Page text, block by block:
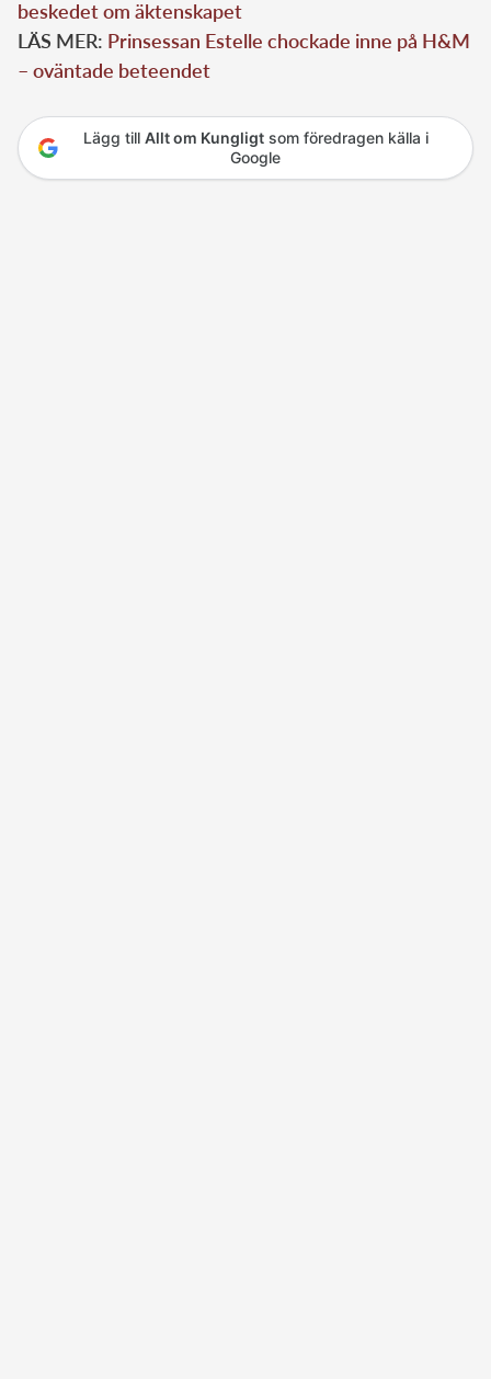
beskedet om äktenskapet
LÄS MER: Prinsessan Estelle chockade inne på H&M
– oväntade beteendet
Lägg till Allt om Kungligtsom föredragen källa i
Google